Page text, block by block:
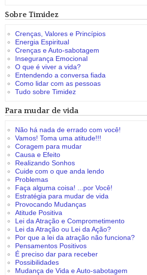
Sobre Timidez
Crenças, Valores e Princípios
Energia Espiritual
Crenças e Auto-sabotagem
Insegurança Emocional
O que é viver a vida?
Entendendo a conversa fiada
Como lidar com as pessoas
Tudo sobre Timidez
Para mudar de vida
Não há nada de errado com você!
Vamos! Toma uma atitude!!!
Coragem para mudar
Causa e Efeito
Realizando Sonhos
Cuide com o que anda lendo
Problemas
Faça alguma coisa! ...por Você!
Estratégia para mudar de vida
Provocando Mudanças
Atitude Positiva
Lei da Atração e Comprometimento
Lei da Atração ou Lei da Ação?
Por que a lei da atração não funciona?
Pensamentos Positivos
É preciso dar para receber
Possibilidades
Mudança de Vida e Auto-sabotagem